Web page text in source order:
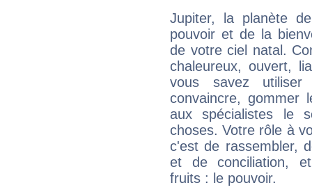
Jupiter, la planète
pouvoir et de la
de votre ciel natal.
chaleureux, ouvert,
vous savez
convaincre, gommer
aux spécialistes le
choses. Votre rôle à
c'est de rassembler,
et de conciliation,
fruits : le pouvoir.